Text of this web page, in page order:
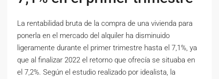
La rentabilidad bruta de la compra de una vivienda para
ponerla en el mercado del alquiler ha disminuido
ligeramente durante el primer trimestre hasta el 7,1%, ya
que al finalizar 2022 el retorno que ofrecía se situaba en
el 7,2%. Según el estudio realizado por idealista, la